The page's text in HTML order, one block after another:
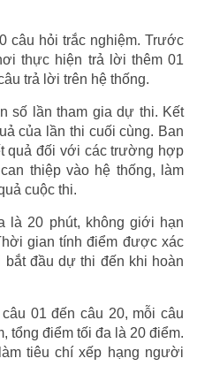
câu hỏi trắc nghiệm. Trước
thực hiện trả lời thêm 01
trả lời trên hệ thống.
số lần tham gia dự thi. Kết
của lần thi cuối cùng. Ban
quả đối với các trường hợp
thiệp vào hệ thống, làm
cuộc thi.
là 20 phút, không giới hạn
gian tính điểm được xác
đầu dự thi đến khi hoàn
01 đến câu 20, mỗi câu
tổng điểm tối đa là 20 điểm.
tiêu chí xếp hạng người